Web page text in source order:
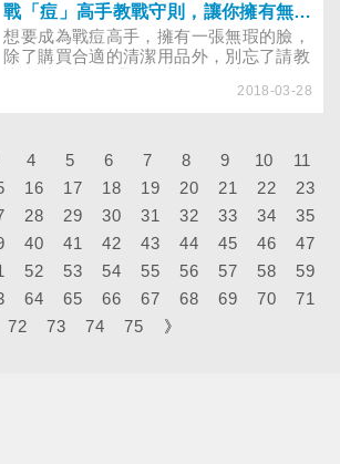
度的副作用。在台灣，由於類固醇被不當
的使用，常造成一些嚴重的副作用，另有
傳媒的推波助瀾，使得大眾對類固醇的使
用產生了不正確的觀念。
戰「痘」高手教戰守則，讓你擁有無暇臉龐
想要成為戰痘高手，擁有一張無瑕的臉，
除了購買合適的清潔用品外，別忘了請教
主治醫師賴憲宏指出，痘痘是青春期少男
病，可分為輕、中、已屆不惑之年的小
困擾，尤其是當別人毫無顧刺為主，伴隨
著些許痘痘或忌、大肆地對自己說出：
「你膿皰，不會廣佈整個顏面；怎麼滿臉
豆花」時，再堅強的中度發炎主要是痘痘
和膿皰人恐怕也會躲入夜晚的被窩裡；重
度則是膿腫性痤瘡，會潰堤。事實上，痘
痘絕不是年有癤痂現象；而另一種類型輕
人的專利，各種年齡層的人的青春痘會形
2018-03-28
4 5 6 7 8 9 10
11
16 17 18 19 20 21 22
23
28 29 30 31 32 33 34
35
40 41 42 43 44 45 46
47
52 53 54 55 56 57 58
59
64 65 66 67 68 69 70
71
72
73 74 75 》